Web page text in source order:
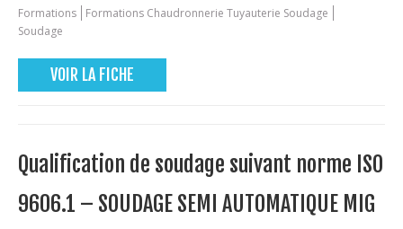
Formations
Formations Chaudronnerie Tuyauterie Soudage
Soudage
VOIR LA FICHE
Qualification de soudage suivant norme ISO
9606.1 – SOUDAGE SEMI AUTOMATIQUE MIG